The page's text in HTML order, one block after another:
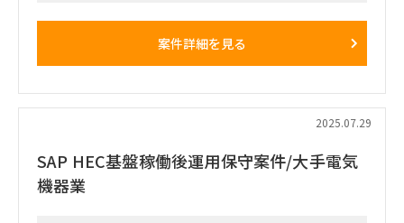
・Slack/メールでのクライアント問合せ対応
※ アップセルなど営業要素は、別チームでの対応となるの
で、顧客に対するサポートがメインとなります。
案件詳細を見る
2025.07.29
SAP HEC基盤稼働後運用保守案件/大手電気
機器業